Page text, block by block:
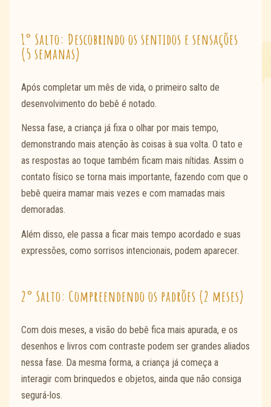
1° Salto: Descobrindo os sentidos e sensações
(5 semanas)
Após completar um mês de vida, o primeiro salto de
desenvolvimento do bebê é notado.
Nessa fase, a criança já fixa o olhar por mais tempo,
demonstrando mais atenção às coisas à sua volta. O tato e
as respostas ao toque também ficam mais nítidas. Assim o
contato físico se torna mais importante, fazendo com que o
bebê queira mamar mais vezes e com mamadas mais
demoradas.
Além disso, ele passa a ficar mais tempo acordado e suas
expressões, como sorrisos intencionais, podem aparecer.
2° Salto: Compreendendo os padrões (2 meses)
Com dois meses, a visão do bebê fica mais apurada, e os
desenhos e livros com contraste podem ser grandes aliados
nessa fase. Da mesma forma, a criança já começa a
interagir com brinquedos e objetos, ainda que não consiga
segurá-los.